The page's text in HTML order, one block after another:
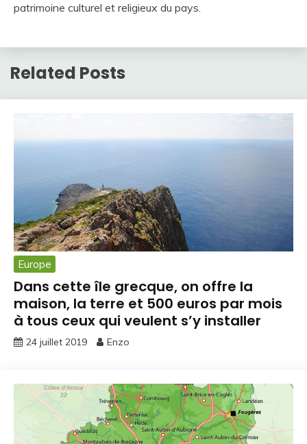
patrimoine culturel et religieux du pays.
Related Posts
Europe
Dans cette île grecque, on offre la
maison, la terre et 500 euros par mois
à tous ceux qui veulent s’y installer
24 juillet 2019 Enzo